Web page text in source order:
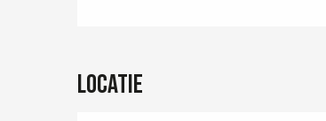
Locatie